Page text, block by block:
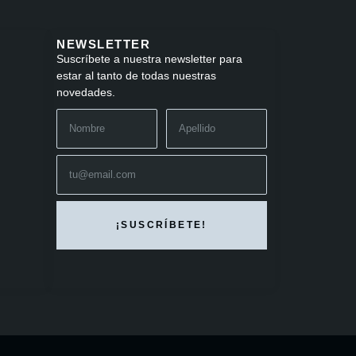
NEWSLETTER
Suscríbete a nuestra newsletter para
estar al tanto de todas nuestras
novedades.